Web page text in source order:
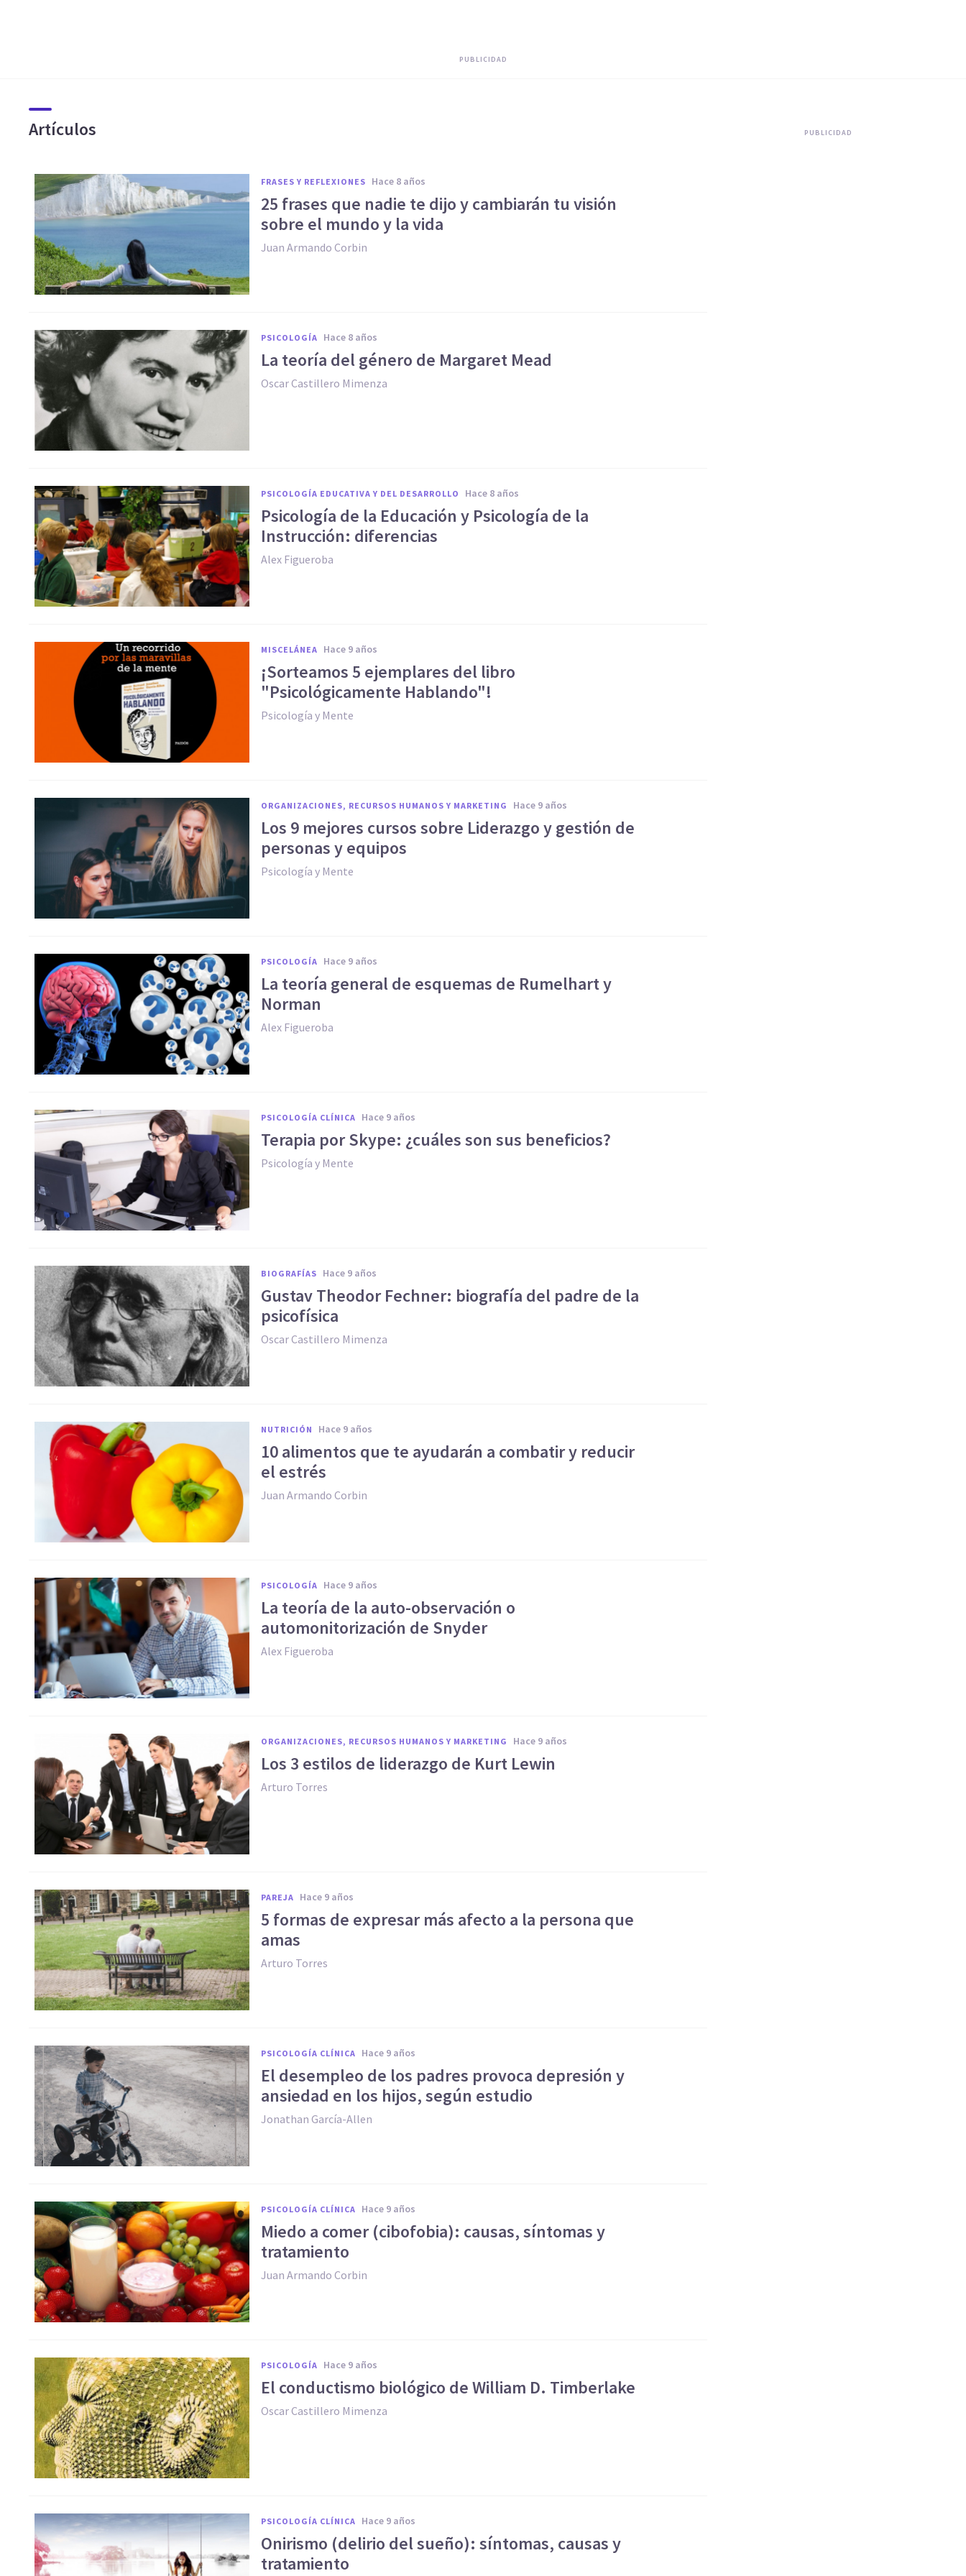
PUBLICIDAD
Artículos
FRASES Y REFLEXIONES hace 8 años
25 frases que nadie te dijo y cambiarán tu visión
sobre el mundo y la vida
Juan Armando Corbin
PSICOLOGÍA hace 8 años
La teoría del género de Margaret Mead
Oscar Castillero Mimenza
PSICOLOGÍA EDUCATIVA Y DEL DESARROLLO hace 8 años
Psicología de la Educación y Psicología de la
Instrucción: diferencias
Alex Figueroba
MISCELÁNEA hace 9 años
¡Sorteamos 5 ejemplares del libro
"Psicológicamente Hablando"!
Psicología y Mente
ORGANIZACIONES, RECURSOS HUMANOS Y MARKETING hace 9 años
Los 9 mejores cursos sobre Liderazgo y gestión de
personas y equipos
Psicología y Mente
PSICOLOGÍA hace 9 años
La teoría general de esquemas de Rumelhart y
Norman
Alex Figueroba
PSICOLOGÍA CLÍNICA hace 9 años
Terapia por Skype: ¿cuáles son sus beneficios?
Psicología y Mente
BIOGRAFÍAS hace 9 años
Gustav Theodor Fechner: biografía del padre de la
psicofísica
Oscar Castillero Mimenza
NUTRICIÓN hace 9 años
10 alimentos que te ayudarán a combatir y reducir
el estrés
Juan Armando Corbin
PSICOLOGÍA hace 9 años
La teoría de la auto-observación o
automonitorización de Snyder
Alex Figueroba
ORGANIZACIONES, RECURSOS HUMANOS Y MARKETING hace 9 años
Los 3 estilos de liderazgo de Kurt Lewin
Arturo Torres
PAREJA hace 9 años
5 formas de expresar más afecto a la persona que
amas
Arturo Torres
PSICOLOGÍA CLÍNICA hace 9 años
​El desempleo de los padres provoca depresión y
ansiedad en los hijos, según estudio
Jonathan García-Allen
PSICOLOGÍA CLÍNICA hace 9 años
Miedo a comer (cibofobia): causas, síntomas y
tratamiento
Juan Armando Corbin
PSICOLOGÍA hace 9 años
El conductismo biológico de William D. Timberlake
Oscar Castillero Mimenza
PSICOLOGÍA CLÍNICA hace 9 años
Onirismo (delirio del sueño): síntomas, causas y
tratamiento
PUBLICIDAD